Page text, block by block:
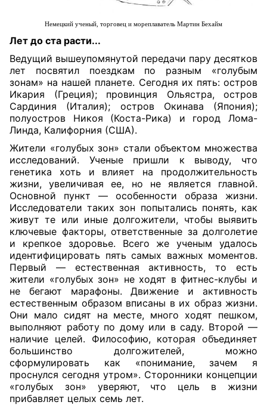
Немецкий ученый, торговец и мореплаватель Мартин Бехайм
Лет до ста расти...
Ведущий вышеупомянутой передачи пару десятков
лет посвятил поездкам по разным «голубым
зонам» на нашей планете. Сегодня их пять: остров
Икария (Греция); провинция Ольястра, остров
Сардиния (Италия); остров Окинава (Япония);
полуостров Никоя (Коста-Рика) и город Лома-
Линда, Калифорния (США).
Жители «голубых зон» стали объектом множества
исследований. Ученые пришли к выводу, что
генетика хоть и влияет на продолжительность
жизни, увеличивая ее, но не является главной.
Основной пункт — особенности образа жизни.
Исследователи таких зон попытались понять, как
живут те или иные долгожители, чтобы выявить
ключевые факторы, ответственные за долголетие
и крепкое здоровье. Всего же ученым удалось
идентифицировать пять самых важных моментов.
Первый — естественная активность, то есть
жители «голубых зон» не ходят в фитнес-клубы и
не бегают марафоны. Движение и активность
естественным образом вписаны в их образ жизни.
Они мало сидят на месте, много ходят пешком,
выполняют работу по дому или в саду. Второй —
наличие целей. Философию, которая объединяет
большинство долгожителей, можно
сформулировать как «понимание, зачем я
проснулся сегодня утром». Сторонники концепции
«голубых зон» уверяют, что цель в жизни
прибавляет целых семь лет.